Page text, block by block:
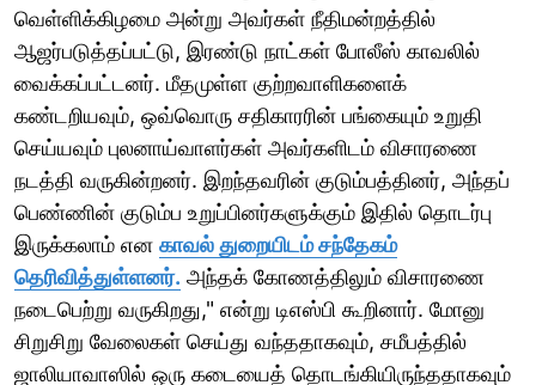
வெள்ளிக்கிழமை அன்று அவர்கள் நீதிமன்றத்தில்
ஆஜர்படுத்தப்பட்டு, இரண்டு நாட்கள் போலீஸ் காவலில்
வைக்கப்பட்டனர். மீதமுள்ள குற்றவாளிகளைக்
கண்டறியவும், ஒவ்வொரு சதிகாரரின் பங்கையும் உறுதி
செய்யவும் புலனாய்வாளர்கள் அவர்களிடம் விசாரணை
நடத்தி வருகின்றனர். இறந்தவரின் குடும்பத்தினர், அந்தப்
பெண்ணின் குடும்ப உறுப்பினர்களுக்கும் இதில் தொடர்பு
இருக்கலாம் என காவல் துறையிடம் சந்தேகம்
தெரிவித்துள்ளனர். அந்தக் கோணத்திலும் விசாரணை
நடைபெற்று வருகிறது," என்று டிஎஸ்பி கூறினார். மோனு
சிறுசிறு வேலைகள் செய்து வந்ததாகவும், சமீபத்தில்
ஜாலியாவாஸில் ஒரு கடையைத் தொடங்கியிருந்ததாகவும்